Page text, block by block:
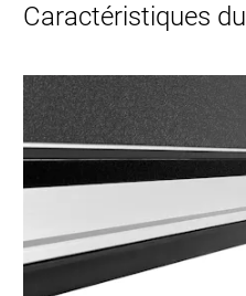
Caractéristiques du